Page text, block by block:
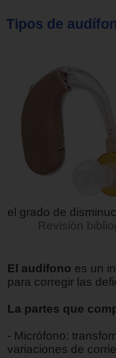
Tipos de
el grado de
Revisión
El audífono es un
para corregir las
La partes que
- Micrófono:
variaciones de